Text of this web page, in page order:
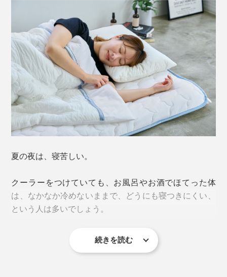
夏の夜は、寝苦しい。
クーラーをつけていても、お風呂やお酒でほてった体
は、なかなか冷めないままで、どうにも寝つきにくい、
という人は多いでしょう。
さぁ、『The ICE 27』に飛び込んで。
続きを読む